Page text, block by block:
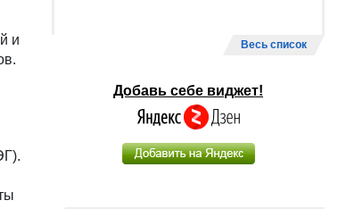
и
Весь список
Добавь себе виджет!